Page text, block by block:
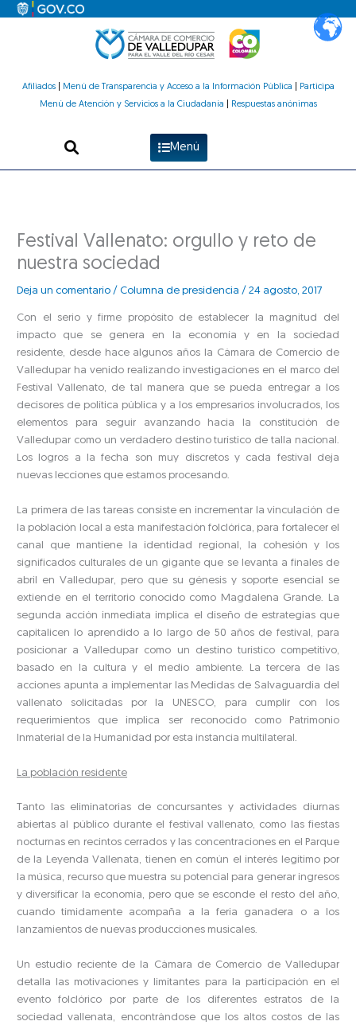
Afiliados| Menú de Transparencia y Acceso a la Información Pública
Participa
Menú de Atención y Servicios a la Ciudadanía
Respuestas anónimas
Menú
Festival Vallenato: orgullo y reto de
nuestra sociedad
Deja un comentario /Columna de presidencia /24 agosto, 2017
Con el serio y firme propósito de establecer la magnitud del
impacto que se genera en la economía y en la sociedad
residente, desde hace algunos años la Cámara de Comercio de
Valledupar ha venido realizando investigaciones en el marco del
Festival Vallenato, de tal manera que se pueda entregar a los
decisores de política pública y a los empresarios involucrados, los
elementos para seguir avanzando hacia la constitución de
Valledupar como un verdadero destino turístico de talla nacional.
Los logros a la fecha son muy discretos y cada festival deja
nuevas lecciones que estamos procesando.
La primera de las tareas consiste en incrementar la vinculación de
la población local a esta manifestación folclórica, para fortalecer el
canal que mantiene la identidad regional, la cohesión y los
significados culturales de un gigante que se levanta a finales de
abril en Valledupar, pero que su génesis y soporte esencial se
extiende en el territorio conocido como Magdalena Grande. La
segunda acción inmediata implica el diseño de estrategias que
capitalicen lo aprendido a lo largo de 50 años de festival, para
posicionar a Valledupar como un destino turístico competitivo,
basado en la cultura y el medio ambiente. La tercera de las
acciones apunta a implementar las Medidas de Salvaguardia del
vallenato solicitadas por la UNESCO, para cumplir con los
requerimientos que implica ser reconocido como Patrimonio
Inmaterial de la Humanidad por esta instancia multilateral.
La población residente
Tanto las eliminatorias de concursantes y actividades diurnas
abiertas al público durante el festival vallenato, como las fiestas
nocturnas en recintos cerrados y las concentraciones en el Parque
de la Leyenda Vallenata, tienen en común el interés legítimo por
la música, recurso que muestra su potencial para generar ingresos
y diversificar la economía, pero que se esconde el resto del año,
cuando tímidamente acompaña a la feria ganadera o a los
lanzamientos de nuevas producciones musicales.
Un estudio reciente de la Cámara de Comercio de Valledupar
detalla las motivaciones y limitantes para la participación en el
evento folclórico por parte de los diferentes estratos de la
sociedad vallenata, encontrándose que los altos costos de las